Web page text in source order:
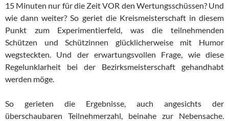
15 Minuten nur für die Zeit VOR den Wertungsschüssen? Und
wie dann weiter? So geriet die Kreismeisterschaft in diesem
Punkt zum Experimentierfeld, was die teilnehmenden
Schützen und Schützinnen glücklicherweise mit Humor
wegsteckten. Und der erwartungsvollen Frage, wie diese
Regelunklarheit bei der Bezirksmeisterschaft gehandhabt
werden möge.
So gerieten die Ergebnisse, auch angesichts der
überschaubaren Teilnehmerzahl, beinahe zur Nebensache.